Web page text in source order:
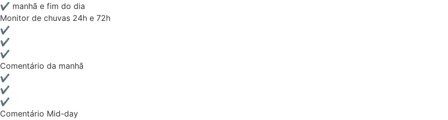
✔ manhã e fim do dia
Monitor de chuvas 24h e 72h
✔
✔
✔
Comentário da manhã
✔
✔
✔
Comentário Mid-day